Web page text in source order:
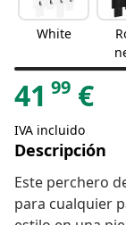
White
41 99 €
IVA incluido
Descripción
Este perchero
para cualquier